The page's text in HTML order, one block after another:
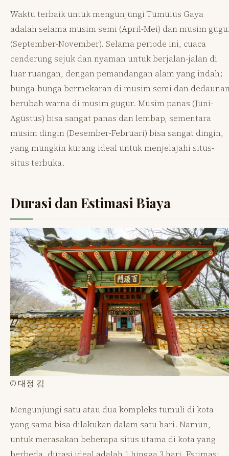
Waktu terbaik untuk mengunjungi Tumulus Gaya
adalah selama musim semi (April-Mei) dan musim
(September-November). Selama periode ini, cuaca
cenderung sejuk dan nyaman untuk berjalan-jalan di
luar ruangan, dengan pemandangan alam yang indah;
bunga-bunga bermekaran di musim semi dan
berubah warna di musim gugur. Musim panas (Juni-
Agustus) bisa sangat panas dan lembap, sementara
musim dingin (Desember-Februari) bisa sangat dingin,
yang mungkin kurang ideal untuk menjelajahi situs-
situs terbuka.
Durasi dan Estimasi Biaya
© 대정 김
Mengunjungi satu atau dua kompleks tumuli di kota
yang sama bisa dilakukan dalam satu hari. Namun,
untuk merasakan beberapa situs utama di kota yang